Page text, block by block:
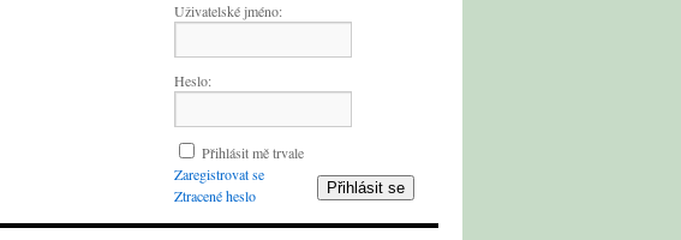
Uživatelské jméno:
Heslo:
Přihlásit mě trvale
Přihlásit se
Zaregistrovat se
Ztracené heslo